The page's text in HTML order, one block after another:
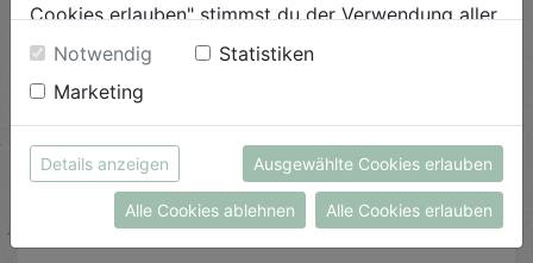
Eine Herzensempfehlung: Süßkartoffel-
Brownies
Besonders ans Herz legen möchten wir euch die neue
das Leben ein bisschen "versüßt" hat.Zum Süßkartoffel-
Brownies-Rezept.
Cookies erlauben" stimmst du der Verwendung aller
Cookies zu. Unter "Details anzeigen" findest du alle
Infos zu den unterschiedlichen Cookies, du kannst
auch entscheiden, welche Cookies du erlauben
möchtest.
Weitere Informationen findest du in unserer
Datenschutzerklärung
bzw. imImpressum
Notwendig
Statistiken
Marketing
Details anzeigen Ausgewählte Cookies erlauben
Alle Cookies ablehnen Alle Cookies erlauben